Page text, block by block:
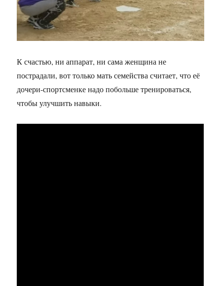
К счастью, ни аппарат, ни сама женщина не
пострадали, вот только мать семейства считает, что её
дочери-спортсменке надо побольше тренироваться,
чтобы улучшить навыки.